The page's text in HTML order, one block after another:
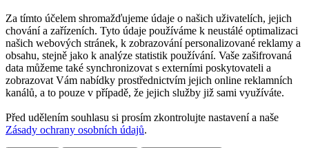
Za tímto účelem shromažďujeme údaje o našich uživatelích, jejich
chování a zařízeních. Tyto údaje používáme k neustálé optimalizaci
našich webových stránek, k zobrazování personalizované reklamy a
obsahu, stejně jako k analýze statistik používání. Vaše zašifrovaná
data můžeme také synchronizovat s externími poskytovateli a
zobrazovat Vám nabídky prostřednictvím jejich online reklamních
kanálů, a to pouze v případě, že jejich služby již sami využíváte.
Před udělením souhlasu si prosím zkontrolujte nastavení a naše
Zásady ochrany osobních údajů.